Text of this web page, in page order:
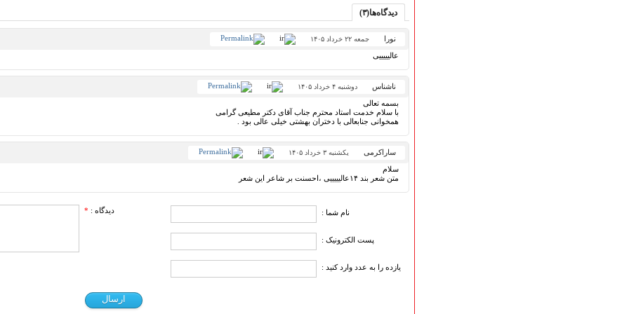
دیدگاه‌ها(۳)
نورا جمعه ۲۲ خرداد ۱۴۰۵
عالیییییی
ناشناس دوشنبه ۴ خرداد ۱۴۰۵
بسمه تعالی
با سلام خدمت استاد محترم جناب آقای دکتر مطیعی گرامی
همخوانی جنابعالی با دختران بهشتی خیلی عالی بود .
ساراکرمی یکشنبه ۳ خرداد ۱۴۰۵
سلام
متن شعر بند ۱۴عالیییییی ،احسنت بر شاعر این شعر
نام شما :
پست الکترونیک :
یازده را به عدد وارد کنید :
دیدگاه : *